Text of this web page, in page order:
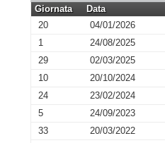
Giornata Data
20
04/01/2026
1
24/08/2025
29
02/03/2025
10
20/10/2024
24
23/02/2024
5
24/09/2023
33
20/03/2022